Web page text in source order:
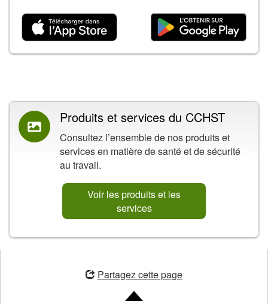
Produits et services du CCHST
Consultez l’ensemble de nos produits et
services en matière de santé et de sécurité
au travail.
Voir les produits et les
services
Partagez cette page